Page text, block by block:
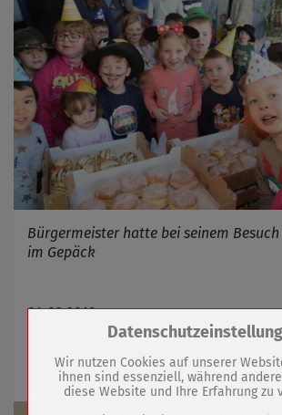
Bürgermeister hatte bei seinem
im Gepäck
04.03.2019
Narren eroberten das Rathaus
Zum Betrieb der Seite notwendige
Name
PHP Session Cookie
Wir nutzen Cookies auf unserer
ihnen sind essenziell, während
diese Website und Ihre Erfahrung zu